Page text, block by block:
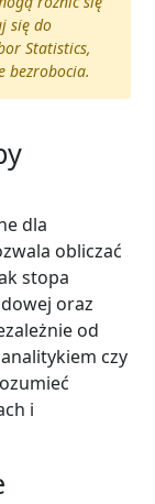
się do
Statistics,
bezrobocia.
dla
obliczać
stopa
oraz
od
czy
i